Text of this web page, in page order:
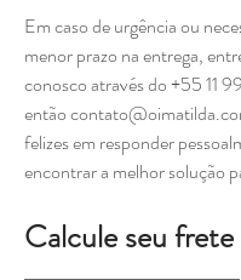
Em caso de urgência ou
menor prazo na entrega,
conosco através do +55 11
então
felizes em responder
encontrar a melhor solução
Calcule seu frete